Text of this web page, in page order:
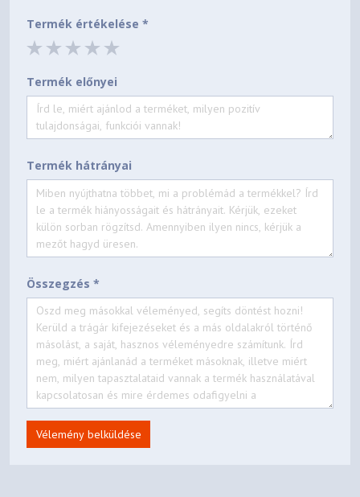
Termék értékelése *
Termék előnyei
Termék hátrányai
Összegzés *
Vélemény belküldése